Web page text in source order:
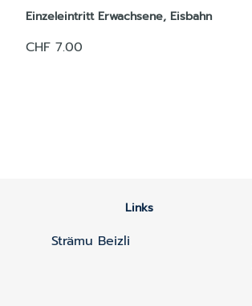
Einzeleintritt Erwachsene, Eisbahn
CHF 7.00
Links
Strämu Beizli